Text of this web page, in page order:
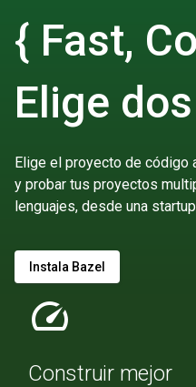
{ Fast,
Elige dos
Elige el proyecto de código
y probar tus proyectos
lenguajes, desde una
Instala Bazel
speed
Construir mejor